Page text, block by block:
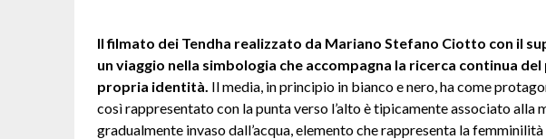
Il filmato dei Tendha realizzato da Mariano Stefano Ciotto con il
un viaggio nella simbologia che accompagna la ricerca continua
propria identità. Il media, in principio in bianco e nero, ha come
così rappresentato con la punta verso l’alto è tipicamente associato alla
gradualmente invaso dall’acqua, elemento che rappresenta la